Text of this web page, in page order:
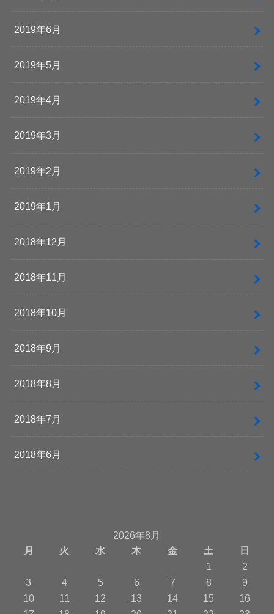
2019年6月
2019年5月
2019年4月
2019年3月
2019年2月
2019年1月
2018年12月
2018年11月
2018年10月
2018年9月
2018年8月
2018年7月
2018年6月
2026年8月
月
火 水 木 金 土
日
1
2
3
4 5 6 7 8
9
10
11 12 13 14 15
16